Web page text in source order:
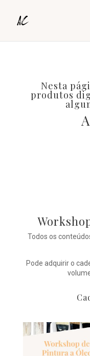
Nesta
produtos
Todos os
Pode adquirir o